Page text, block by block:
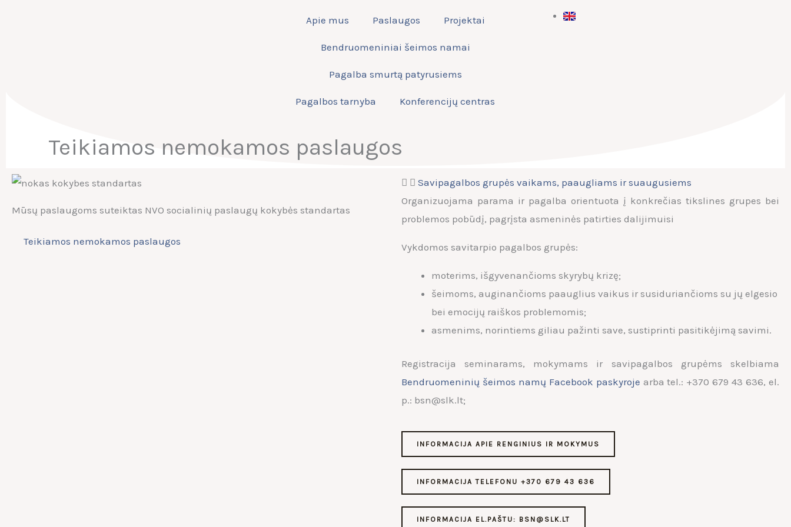
Apie mus Paslaugos Projektai
Bendruomeniniai šeimos namai
Pagalba smurtą patyrusiems
Pagalbos tarnyba Konferencijų centras
Teikiamos nemokamos paslaugos
Mūsų paslaugoms suteiktas NVO socialinių paslaugų kokybės standartas
Teikiamos nemokamos paslaugos
Savipagalbos grupės vaikams, paaugliams ir suaugusiems
Organizuojama parama ir pagalba orientuota į konkrečias tikslines grupes bei
problemos pobūdį, pagrįsta asmeninės patirties dalijimuisi
Vykdomos savitarpio pagalbos grupės:
moterims, išgyvenančioms skyrybų krizę;
šeimoms, auginančioms paauglius vaikus ir susiduriančioms su jų elgesio
bei emocijų raiškos problemomis;
asmenims, norintiems giliau pažinti save, sustiprinti pasitikėjimą savimi.
Registracija seminarams, mokymams ir savipagalbos grupėms skelbiama
Bendruomeninių šeimos namų Facebook paskyroje arba tel.: +370 679 43 636, el.
p.: bsn@slk.lt;
INFORMACIJA APIE RENGINIUS IR MOKYMUS
INFORMACIJA TELEFONU +370 679 43 636
INFORMACIJA EL.PAŠTU: BSN@SLK.LT